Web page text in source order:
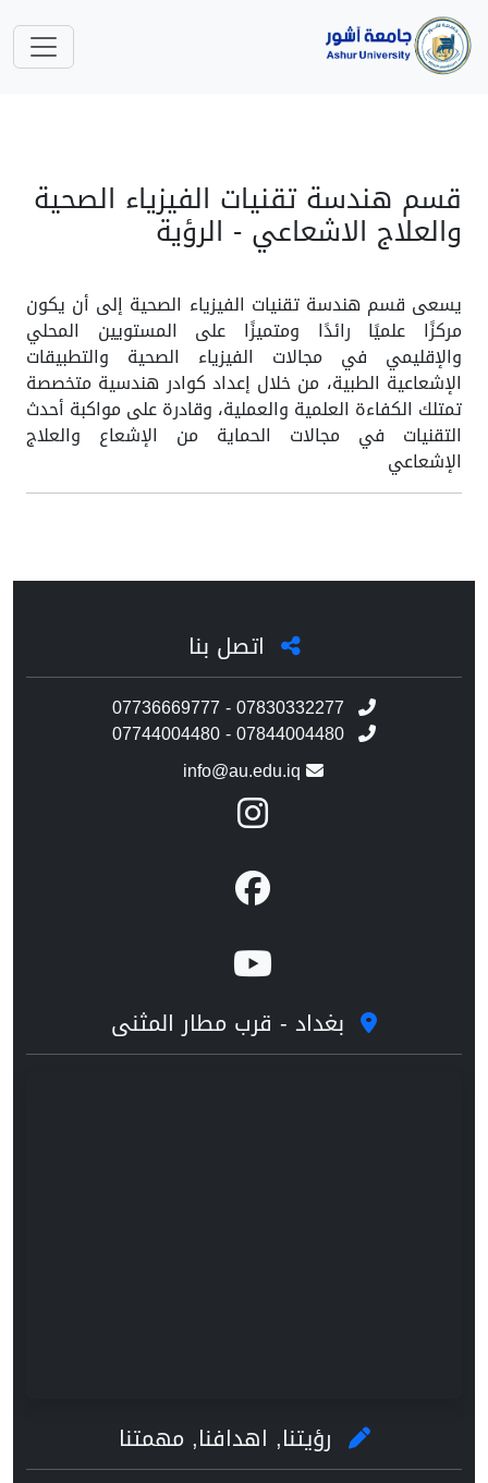
قسم هندسة تقنيات الفيزياء الصحية
والعلاج الاشعاعي - الرؤية
يسعى قسم هندسة تقنيات الفيزياء الصحية إلى أن يكون
مركزًا علميًا رائدًا ومتميزًا على المستويين المحلي
والإقليمي في مجالات الفيزياء الصحية والتطبيقات
الإشعاعية الطبية، من خلال إعداد كوادر هندسية متخصصة
تمتلك الكفاءة العلمية والعملية، وقادرة على مواكبة أحدث
التقنيات في مجالات الحماية من الإشعاع والعلاج
الإشعاعي
اتصل بنا
07736669777 - 07830332277
07744004480 - 07844004480
info@au.edu.iq
بغداد - قرب مطار المثنى
رؤيتنا, اهدافنا, مهمتنا